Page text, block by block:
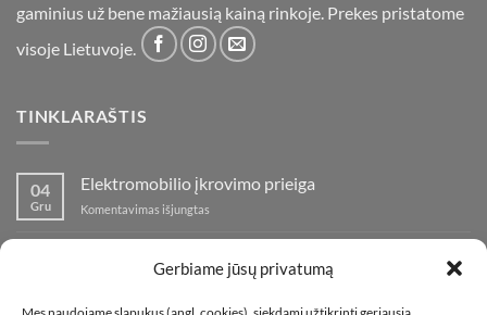
Gerbiame jūsų privatumą
gaminius už bene mažiausią kainą rinkoje. Prekes pristatome
visoje Lietuvoje.
TINKLARAŠTIS
04
Gru
Elektromobilio įkrovimo prieiga
Komentavimas išjungtas
prieiga
Komentavimas išjungtasįraše